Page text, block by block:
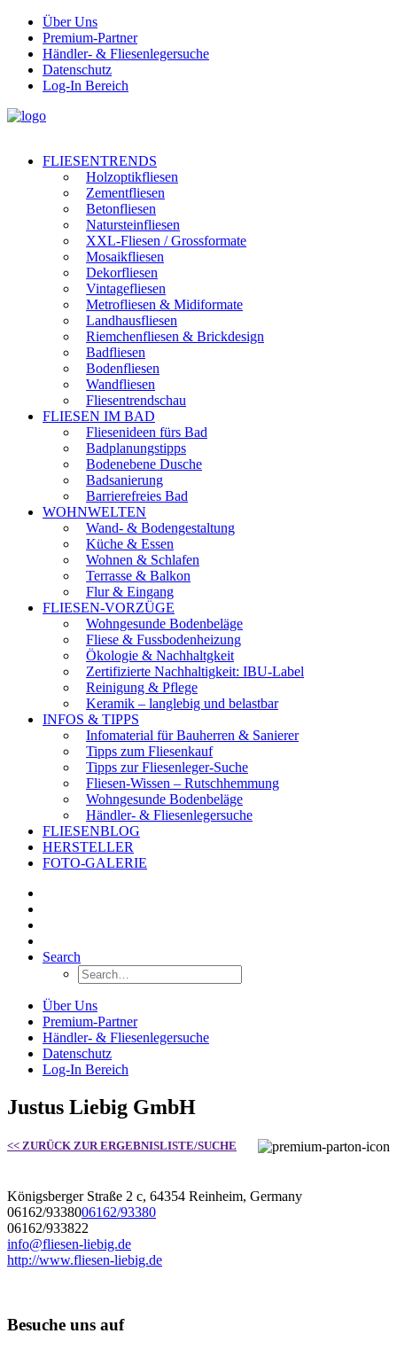
Über Uns
Premium-Partner
Händler- & Fliesenlegersuche
Datenschutz
Log-In Bereich
FLIESENTRENDS
Holzoptikfliesen
Zementfliesen
Betonfliesen
Natursteinfliesen
XXL-Fliesen / Grossformate
Mosaikfliesen
Dekorfliesen
Vintagefliesen
Metrofliesen & Midiformate
Landhausfliesen
Riemchenfliesen & Brickdesign
Badfliesen
Bodenfliesen
Wandfliesen
Fliesentrendschau
FLIESEN IM BAD
Fliesenideen fürs Bad
Badplanungstipps
Bodenebene Dusche
Badsanierung
Barrierefreies Bad
WOHNWELTEN
Wand- & Bodengestaltung
Küche & Essen
Wohnen & Schlafen
Terrasse & Balkon
Flur & Eingang
FLIESEN-VORZÜGE
Wohngesunde Bodenbeläge
Fliese & Fussbodenheizung
Ökologie & Nachhaltgkeit
Zertifizierte Nachhaltigkeit: IBU-Label
Reinigung & Pflege
Keramik – langlebig und belastbar
INFOS & TIPPS
Infomaterial für Bauherren & Sanierer
Tipps zum Fliesenkauf
Tipps zur Fliesenleger-Suche
Fliesen-Wissen – Rutschhemmung
Wohngesunde Bodenbeläge
Händler- & Fliesenlegersuche
FLIESENBLOG
HERSTELLER
FOTO-GALERIE
Search
Über Uns
Premium-Partner
Händler- & Fliesenlegersuche
Datenschutz
Log-In Bereich
Justus Liebig GmbH
<< ZURÜCK ZUR ERGEBNISLISTE/SUCHE
Königsberger Straße 2 c, 64354 Reinheim, Germany
06162/9338006162/93380
06162/933822
info@fliesen-liebig.de
http://www.fliesen-liebig.de
Besuche uns auf